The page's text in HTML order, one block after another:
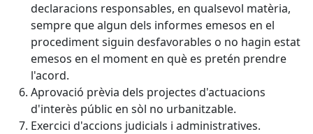
declaracions responsables, en qualsevol matèria,
sempre que algun dels informes emesos en el
procediment siguin desfavorables o no hagin estat
emesos en el moment en què es pretén prendre
l'acord.
Aprovació prèvia dels projectes d'actuacions
d'interès públic en sòl no urbanitzable.
Exercici d'accions judicials i administratives.